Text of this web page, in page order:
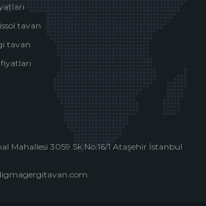
tavan
tavan
Mahallesi 3059 Sk No:16/1 Ataşehir İstanbul